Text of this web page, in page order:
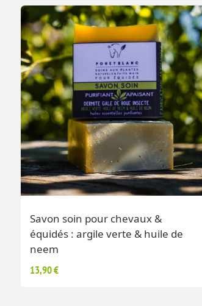
Savon soin pour chevaux &
équidés : argile verte & huile de
neem
13,90 €